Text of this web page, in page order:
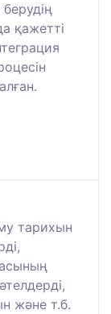
қажетті
тарихын
және т.б.